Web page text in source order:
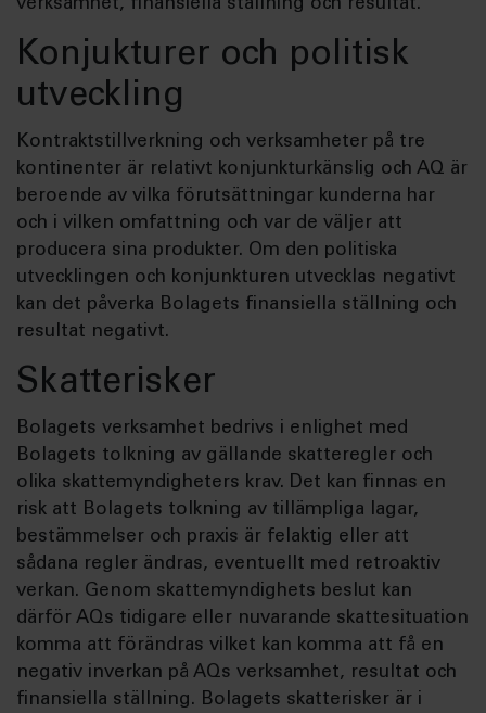
verksamhet, finansiella ställning och resultat.
Konjukturer och politisk
utveckling
Kontraktstillverkning och verksamheter på tre
kontinenter är relativt konjunkturkänslig och AQ är
beroende av vilka förutsättningar kunderna har
och i vilken omfattning och var de väljer att
producera sina produkter. Om den politiska
utvecklingen och konjunkturen utvecklas negativt
kan det påverka Bolagets finansiella ställning och
resultat negativt.
Skatterisker
Bolagets verksamhet bedrivs i enlighet med
Bolagets tolkning av gällande skatteregler och
olika skattemyndigheters krav. Det kan finnas en
risk att Bolagets tolkning av tillämpliga lagar,
bestämmelser och praxis är felaktig eller att
sådana regler ändras, eventuellt med retroaktiv
verkan. Genom skattemyndighets beslut kan
därför AQs tidigare eller nuvarande skattesituation
komma att förändras vilket kan komma att få en
negativ inverkan på AQs verksamhet, resultat och
finansiella ställning. Bolagets skatterisker är i